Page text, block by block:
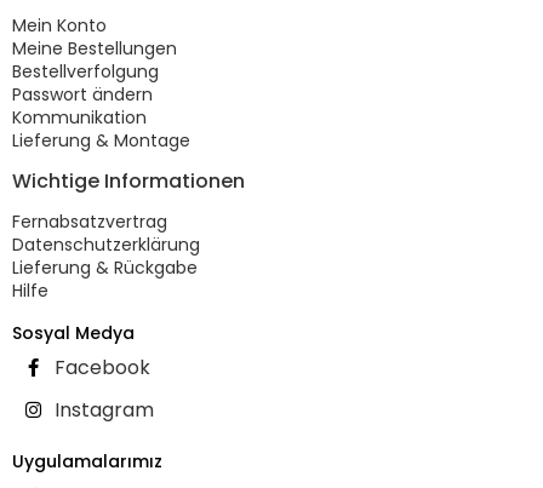
Mein Konto
Meine Bestellungen
Bestellverfolgung
Passwort ändern
Kommunikation
Lieferung & Montage
Wichtige Informationen
Fernabsatzvertrag
Datenschutzerklärung
Lieferung & Rückgabe
Hilfe
Sosyal Medya
Facebook
Instagram
Uygulamalarımız